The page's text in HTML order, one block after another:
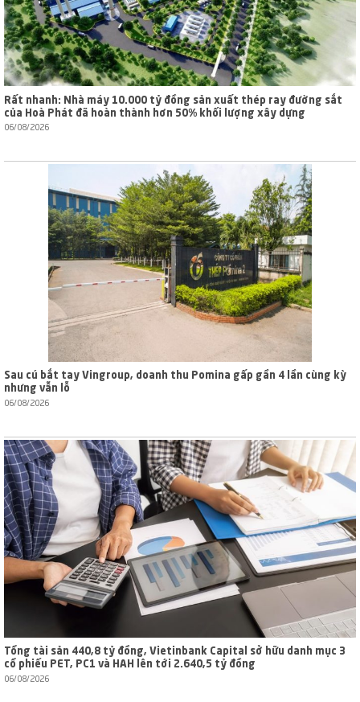
Rất nhanh: Nhà máy 10.000 tỷ đồng sản xuất thép ray đường sắt
của Hoà Phát đã hoàn thành hơn 50% khối lượng xây dựng
06/08/2026
Sau cú bắt tay Vingroup, doanh thu Pomina gấp gần 4 lần cùng kỳ
nhưng vẫn lỗ
06/08/2026
Tổng tài sản 440,8 tỷ đồng, Vietinbank Capital sở hữu danh mục 3
cổ phiếu PET, PC1 và HAH lên tới 2.640,5 tỷ đồng
06/08/2026